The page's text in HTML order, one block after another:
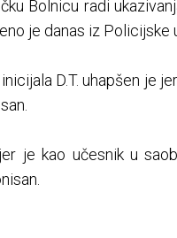
Bolnicu radi
je danas iz Policijske
D.T. uhapšen je
je kao učesnik u